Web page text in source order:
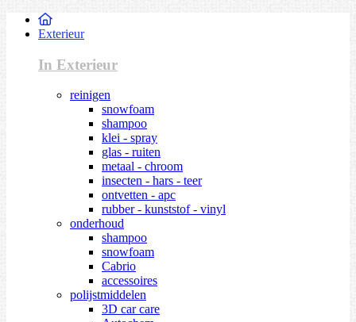
Exterieur
In Exterieur
reinigen
snowfoam
shampoo
klei - spray
glas - ruiten
metaal - chroom
insecten - hars - teer
ontvetten - apc
rubber - kunststof - vinyl
onderhoud
shampoo
snowfoam
Cabrio
accessoires
polijstmiddelen
3D car care